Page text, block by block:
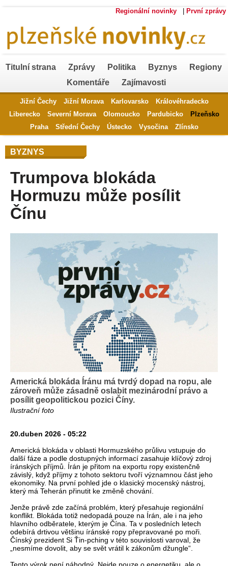
Regionální novinky První zprávy
Titulní strana Zprávy Politika Byznys
Regiony
Komentáře
Zajímavosti
Jižní Čechy Jižní Morava Karlovarsko
Královéhradecko
Liberecko
Severní Morava Olomoucko Pardubicko
Plzeňsko
Praha
Střední Čechy Ústecko Vysočina Zlínsko
BYZNYS
Trumpova blokáda
Hormuzu může posílit
Čínu
Americká blokáda Íránu má tvrdý dopad na ropu, ale
zároveň může zásadně oslabit mezinárodní právo a
posílit geopolitickou pozici Číny.
Ilustrační foto
20.duben 2026 - 05:22
Americká blokáda v oblasti Hormuzského průlivu vstupuje do
další fáze a podle dostupných informací zasahuje klíčový zdroj
íránských příjmů. Írán je přitom na exportu ropy existenčně
závislý, když příjmy z tohoto sektoru tvoří významnou část jeho
ekonomiky. Na první pohled jde o klasický mocenský nástroj,
který má Teherán přinutit ke změně chování.
Jenže právě zde začíná problém, který přesahuje regionální
konflikt. Blokáda totiž nedopadá pouze na Írán, ale i na jeho
hlavního odběratele, kterým je Čína. Ta v posledních letech
odebírá drtivou většinu íránské ropy přepravované po moři.
Čínský prezident Si Ťin-pching v této souvislosti varoval, že
„nesmíme dovolit, aby se svět vrátil k zákonům džungle“.